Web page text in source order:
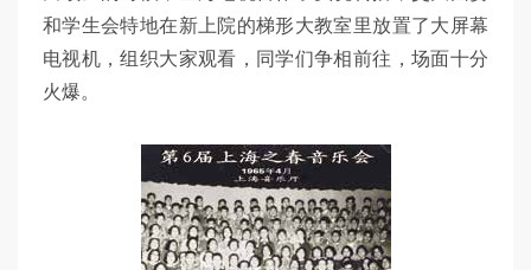
和学生会特地在新上院的梯形大教室里放置了大屏幕
电视机，组织大家观看，同学们争相前往，场面十分
火爆。